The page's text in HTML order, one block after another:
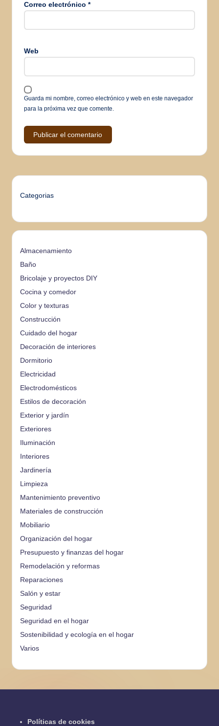
Correo electrónico *
Web
Guarda mi nombre, correo electrónico y web en este navegador
para la próxima vez que comente.
Categorias
Almacenamiento
Baño
Bricolaje y proyectos DIY
Cocina y comedor
Color y texturas
Construcción
Cuidado del hogar
Decoración de interiores
Dormitorio
Electricidad
Electrodomésticos
Estilos de decoración
Exterior y jardín
Exteriores
Iluminación
Interiores
Jardinería
Limpieza
Mantenimiento preventivo
Materiales de construcción
Mobiliario
Organización del hogar
Presupuesto y finanzas del hogar
Remodelación y reformas
Reparaciones
Salón y estar
Seguridad
Seguridad en el hogar
Sostenibilidad y ecología en el hogar
Varios
Políticas de cookies